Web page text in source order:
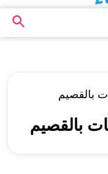
بحث
بالقصيم
بالقصيم